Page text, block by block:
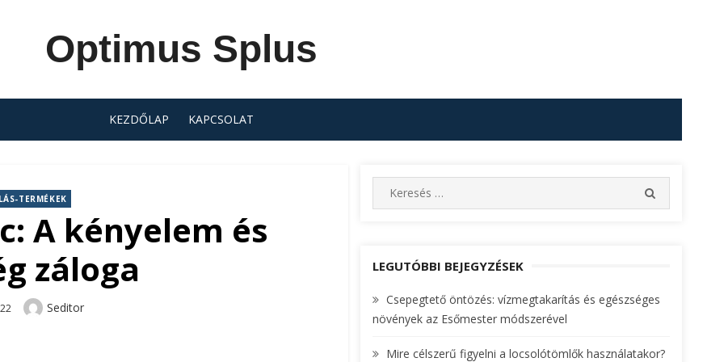
Optimus Splus
KEZDŐLAP KAPCSOLAT
TERMÉKEK
A kényelem és
záloga
Author
Seditor
e
c
f
o
E
LEGUTÓBBI BEJEGYZÉSEK
Csepegtető öntözés: vízmegtakarítás és egészséges
növények az Esőmester módszerével
Mire célszerű figyelni a locsolótömlők használatakor?